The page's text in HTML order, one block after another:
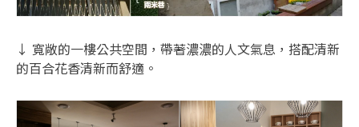
↓ 寬敞的一樓公共空間，帶著濃濃的人文氣息，搭配清新
的百合花香清新而舒適。